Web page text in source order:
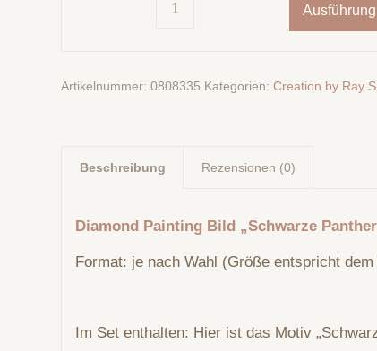
Artikelnummer:0808335 Kategorien:Creation by Ray
Beschreibung Rezensionen (0)
Diamond Painting Bild „Schwarze
Format: je nach Wahl (Größe entspricht
Im Set enthalten: Hier ist das Motiv